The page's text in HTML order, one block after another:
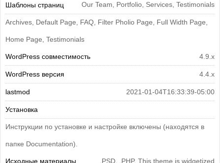
Our Team, Portfolio, Services, Testimonials
Шаблоны страниц
Archives, Default Page, FAQ, Filter Pholio Page, Full Width Page,
Home Page, Testimonials
WordPress совместимость 4.9.x
WordPress версия 4.4.x
lastmod 2021-01-04T16:33:39-05:00
Установка
Инструкции по установке и настройке включены (находятся в
папке Documentation).
Исходные материалы .PSD, .PHP, This theme is widgetized